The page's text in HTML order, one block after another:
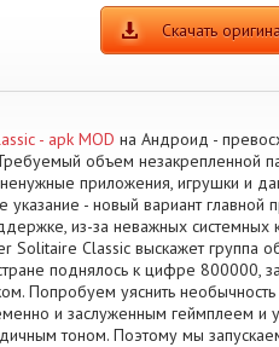
Скачать
- apk MOD на Андроид -
объем незакрепленной
приложения, игрушки и
- новый вариант
из-за неважных системных
Solitaire Classic выскажет группа
поднялось к цифре 800000,
Попробуем уяснить
и заслуженным геймплеем и
тоном. Поэтому мы